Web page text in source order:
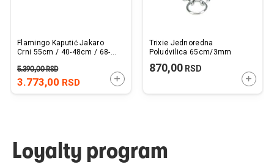
Flamingo Kaputić Jakaro
Crni 55cm / 40-48cm / 68-
3.773,00 RSD
5.390,00RSD
DODAJTE U KORPU
Trixie Jednoredna
Poludvilica 65cm/3mm
870,00RSD
Loyalty program